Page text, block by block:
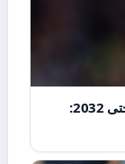
تجديد عقد فينيسيوس جونيور مع ريال مدريد حتى 2032: